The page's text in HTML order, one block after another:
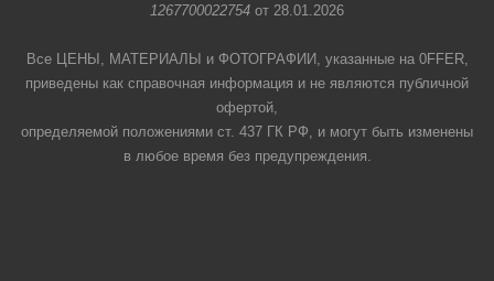
1267700022754 от 28.01.2026
Все ЦЕНЫ, МАТЕРИАЛЫ и ФОТОГРАФИИ, указанные на 0FFER,
приведены как справочная информация и не являются публичной
офертой,
определяемой положениями ст. 437 ГК РФ, и могут быть изменены
в любое время без предупреждения.